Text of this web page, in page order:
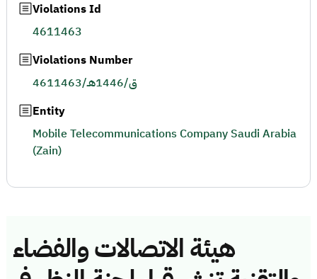
هيئة الاتصالات والفضاء
Violations Id
4611463
Violations Number
4611463/ق/1446هـ
Entity
Mobile Telecommunications Company Saudi Arabia
(Zain)